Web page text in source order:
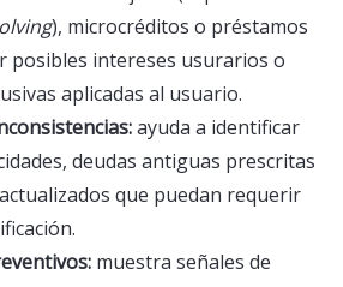
), microcréditos o préstamos
posibles intereses usurarios o
aplicadas al usuario.
ayuda a identificar
deudas antiguas prescritas
que puedan requerir
muestra señales de